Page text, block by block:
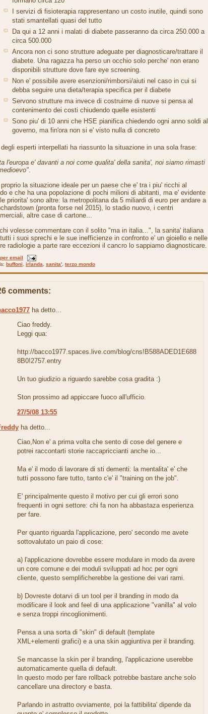
I servizi di fisioterapia rappresentano un costo inutile, quindi sono
stati smantellati quasi del tutto
Da qui a 12 anni i malati di diabete passeranno da circa 250.000 a
circa 500.000
Ancora non ci sono strutture adeguate per diagnosticare/trattare il
diabete. Una ragazza ha perso un occhio solo perche' non erano
disponibili strutture dove fare eye screening.
Non e' possibile avere esenzioni/rimborsi/aiuti nel caso in cui si
debba seguire una dieta/terapia specifica per il diabete
Servono strutture ma invece di costruirne di nuove si pensa al
contenimento dei costi chiudendo quelle esistenti
Sono piu' di 10 anni che HSE pianifica chiedendo ogni anno soldi al
governo, ma fin'ora non si e' visto nulla di concreto
degli esperti interpellati ha riassunto la situazione in una sola frase:
l'europa e' davanti a noi come qualita' della sanita', noi siamo rimasti
.
proprio la situazione ideale per un paese che e' tra i piu' ricchi al
e che ha una popolazione di pochi milioni di abitanti, ma e' evidente
priorita' sono altre: la metropolitana da 5 miliardi di euro per andare a
(pronta forse nel 2015), lo stadio nuovo, i centri
altre case di cartone...
volesse commentare con il solito "ma in italia...", la sanita' italiana
i suoi sprechi e le sue inefficienze in confronto e' un gioiello e nelle
radiologie a parte rare eccezioni il cancro lo sappiamo diagnosticare.
email
buffoni irlanda sanita' terzo mondo
comments:
ha detto...
Ciao freddy.
Leggi qua:
http://bacco1977.spaces.live.com/blog/cns!B588ADED1E688
8B0!2757.entry
Un tuo giudizio a riguardo sarebbe cosa gradita :)
Ston prossimo ad appiccare fuoco all'ufficio.
27/5/08 13:55
ha detto...
Ciao,Non e' a prima volta che sento di cose del genere e
potrei raccontarti storie raccapriccianti anche io...
Ma e' il modo di lavorare di sti dementi: la mentalita' e' che
tutti possono fare tutto, tanto c'e' il "training on the job".
E' principalmente questo il motivo per cui gli errori sono
frequenti in ogni settore: chi fa non ha abbastaza esperienza
per fare.
Per quanto riguarda l'applicazione, pero' secondo me avete
sottovalutato un paio di cose:
a) l'applicazione dovrebbe essere modulare in modo da avere
un core comune e dei moduli sviluppati ad hoc per ogni
cliente, questo semplificherebbe la gestione dei vari rami.
b) Dovreste dotarvi di un tool per il branding in modo da
modificare il look and feel di una applicazione "vanilla" al volo
e senza troppi rincoglionimenti.
Pensa a una sorta di "skin" di default (template
XML+elementi grafici) e a una skin aggiuntiva per il branding.
Se mancasse la skin per il branding, l'applicazione userebbe
automaticamente quella di default.
In questo modo per fare rollback potrebbe bastare anche solo
cancellare una directory e basta.
Parlando in astratto ovviamente, poi la fattibilita' dipende da